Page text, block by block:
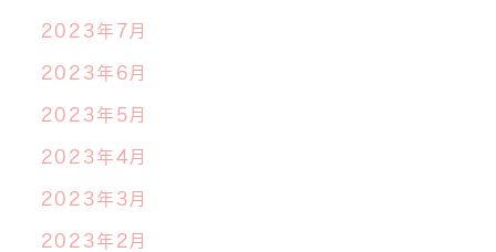
2023年7月
2023年6月
2023年5月
2023年4月
2023年3月
2023年2月